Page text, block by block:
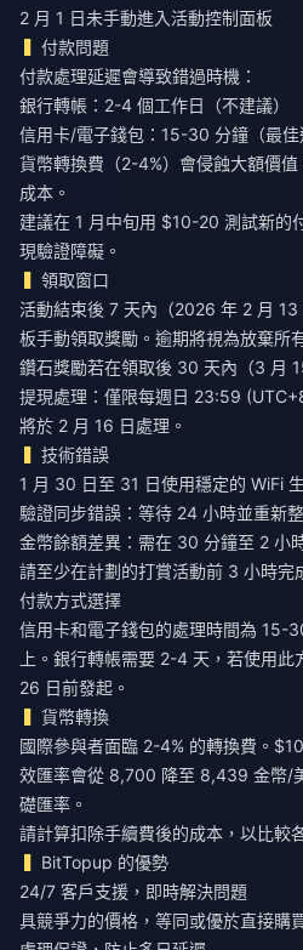
2 月 1 日未手動進入活動控制面板
付款問題
付款處理延遲會導致錯過時機：
銀行轉帳：2-4 個工作日（不建議）
信用卡/電子錢包：15-30 分鐘（最佳
貨幣轉換費（2-4%）會侵蝕大額價
成本。
建議在 1 月中旬用 $10-20 測試新的
現驗證障礙。
領取窗口
活動結束後 7 天內（2026 年 2 月
板手動領取獎勵。逾期將視為放棄所
鑽石獎勵若在領取後 30 天內（3 月
提現處理：僅限每週日 23:59
將於 2 月 16 日處理。
技術錯誤
1 月 30 日至 31 日使用穩定的 WiFi
驗證同步錯誤：等待 24 小時並重新
金幣餘額差異：需在 30 分鐘至 2 小
請至少在計劃的打賞活動前 3 小時完
付款方式選擇
信用卡和電子錢包的處理時間為 15-
上。銀行轉帳需要 2-4 天，若使用
26 日前發起。
貨幣轉換
國際參與者面臨 2-4% 的轉換費。
效匯率會從 8,700 降至 8,439 金幣/
礎匯率。
請計算扣除手續費後的成本，以比較
BitTopup 的優勢
24/7 客戶支援，即時解決問題
具競爭力的價格，等同或優於直接購